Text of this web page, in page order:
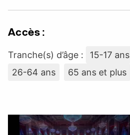
Accès :
Tranche(s) d’âge : 15-17 ans
26-64 ans
65 ans et plus